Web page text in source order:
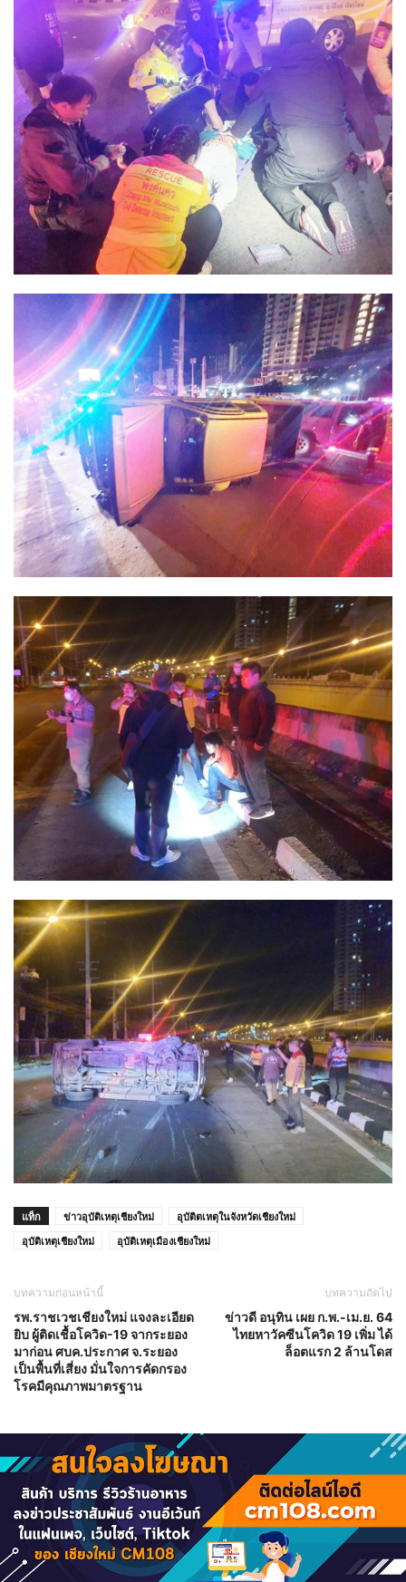
แท็ก ข่าวอุบัติเหตุเชียงใหม่
อุบัติตเหตุในจังหวัดเชียงใหม่
อุบัติเหตุเชียงใหม่
อุบัติเหตุเมืองเชียงใหม่
บทความก่อนหน้านี้
รพ.ราชเวชเชียงใหม่ แจงละเอียด
ยิบ ผู้ติดเชื้อโควิด-19 จากระยอง
มาก่อน ศบค.ประกาศ จ.ระยอง
เป็นพื้นที่เสี่ยง มั่นใจการคัดกรอง
โรคมีคุณภาพมาตรฐาน
บทความถัดไป
ข่าวดี อนุทิน เผย ก.พ.-เม.ย. 64
ไทยหาวัคซีนโควิด 19 เพิ่ม ได้
ล็อตแรก 2 ล้านโดส